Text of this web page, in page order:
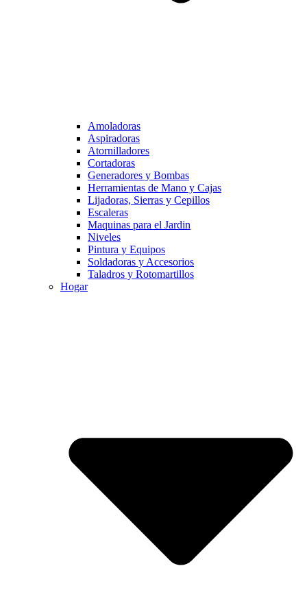
Amoladoras
Aspiradoras
Atornilladores
Cortadoras
Generadores y Bombas
Herramientas de Mano y Cajas
Lijadoras, Sierras y Cepillos
Escaleras
Maquinas para el Jardin
Niveles
Pintura y Equipos
Soldadoras y Accesorios
Taladros y Rotomartillos
Hogar